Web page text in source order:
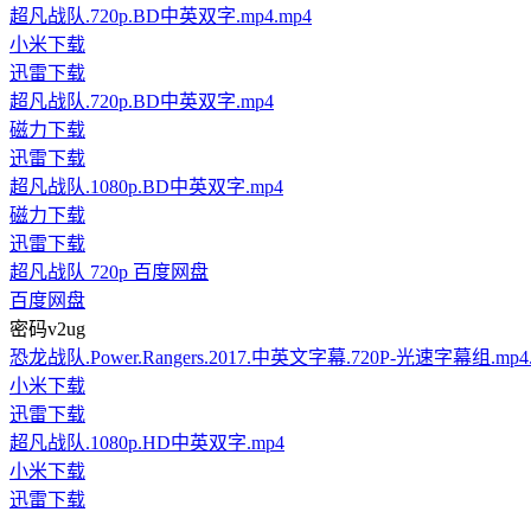
超凡战队.720p.BD中英双字.mp4.mp4
小米下载
迅雷下载
超凡战队.720p.BD中英双字.mp4
磁力下载
迅雷下载
超凡战队.1080p.BD中英双字.mp4
磁力下载
迅雷下载
超凡战队 720p 百度网盘
百度网盘
密码v2ug
恐龙战队.Power.Rangers.2017.中英文字幕.720P-光速字幕组
小米下载
迅雷下载
超凡战队.1080p.HD中英双字.mp4
小米下载
迅雷下载